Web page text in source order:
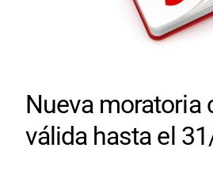
Nueva moratoria
válida hasta el